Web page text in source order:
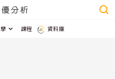
課程 資料庫